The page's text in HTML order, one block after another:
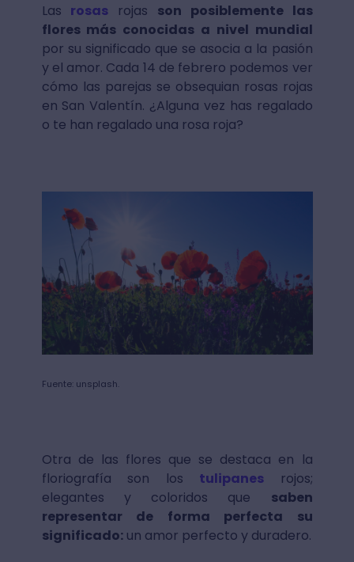
Las rosas rojas son posiblemente las
flores más conocidas a nivel mundial
por su significado que se asocia a la pasión
y el amor. Cada 14 de febrero podemos ver
cómo las parejas se obsequian rosas rojas
en San Valentín. ¿Alguna vez has regalado
o te han regalado una rosa roja?
Fuente: unsplash.
Otra de las flores que se destaca en la
floriografía son los tulipanes rojos;
elegantes y coloridos que saben
representar de forma perfecta su
significado:un amor perfecto y duradero.